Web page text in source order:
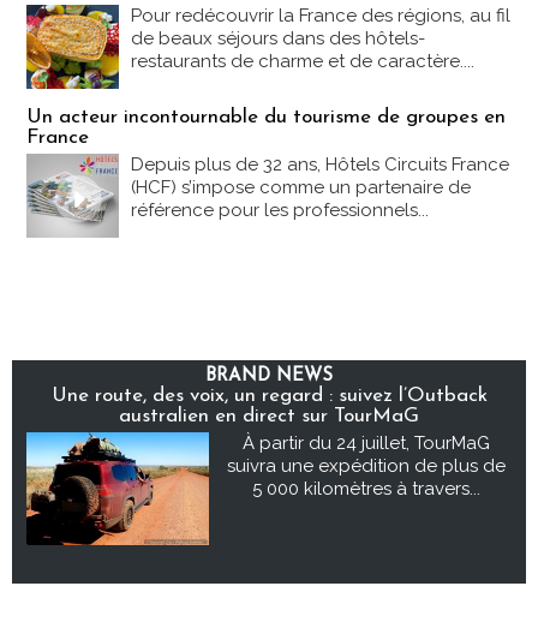
Pour redécouvrir la France des régions, au fil
de beaux séjours dans des hôtels-
restaurants de charme et de caractère....
Un acteur incontournable du tourisme de groupes en
France
Depuis plus de 32 ans, Hôtels Circuits France
(HCF) s’impose comme un partenaire de
référence pour les professionnels...
BRAND NEWS
Une route, des voix, un regard : suivez l’Outback
australien en direct sur TourMaG
À partir du 24 juillet, TourMaG
suivra une expédition de plus de
5 000 kilomètres à travers...